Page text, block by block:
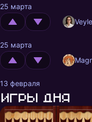
25 марта
25 марта
13 февраля
Игры дня